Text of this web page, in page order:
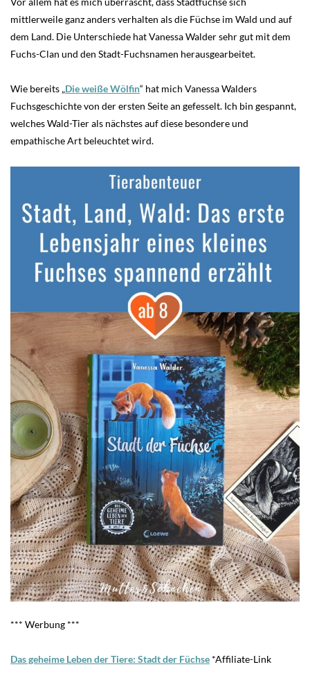
mittlerweile ganz anders verhalten als die Füchse im Wald und auf
dem Land. Die Unterschiede hat Vanessa Walder sehr gut mit dem
Fuchs-Clan und den Stadt-Fuchsnamen herausgearbeitet.
Wie bereits „Die weiße Wölfin“ hat mich Vanessa Walders
Fuchsgeschichte von der ersten Seite an gefesselt. Ich bin gespannt,
welches Wald-Tier als nächstes auf diese besondere und
empathische Art beleuchtet wird.
*** Werbung ***
Das geheime Leben der Tiere: Stadt der Füchse *Affiliate-Link